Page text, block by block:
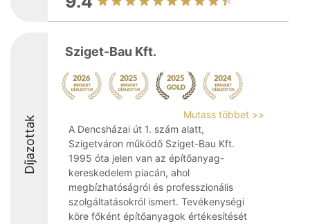
Díjazottak
Sziget-Bau Kft.
Mutass többet >>
A Dencsházai út 1. szám alatt,
Szigetváron működő Sziget-Bau Kft.
1995 óta jelen van az építőanyag-
kereskedelem piacán, ahol
megbízhatóságról és professzionális
szolgáltatásokról ismert. Tevékenységi
köre főként építőanyagok értékesítését